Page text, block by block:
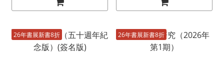
26年書展新書8折 26年書展新書8折